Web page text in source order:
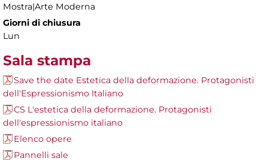
Mostra|Arte Moderna
Giorni di chiusura
Lun
Sala stampa
Save the date Estetica della deformazione. Protagonisti
dell'Espressionismo Italiano
CS L'estetica della deformazione. Protagonisti
dell'espressionismo italiano
Elenco opere
Pannelli sale